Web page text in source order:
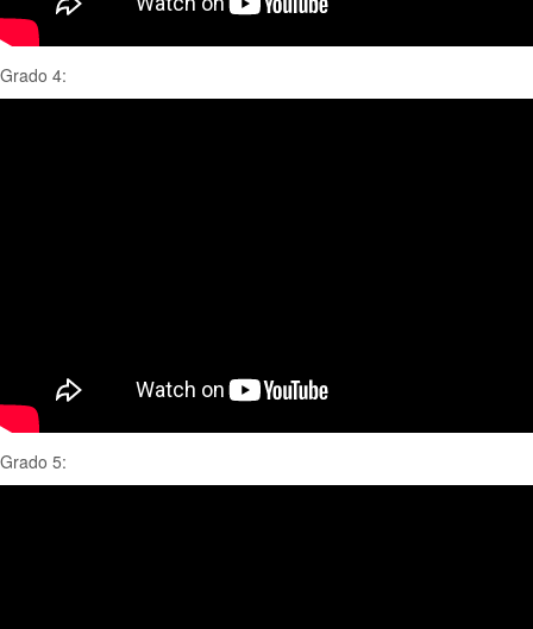
Grado 4:
Grado 5: